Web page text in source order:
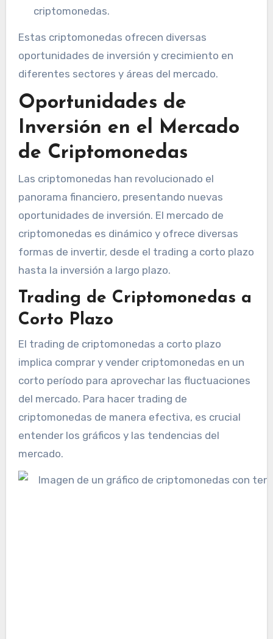
criptomonedas.
Estas criptomonedas ofrecen diversas
oportunidades de inversión y crecimiento en
diferentes sectores y áreas del mercado.
Oportunidades de
Inversión en el Mercado
de Criptomonedas
Las criptomonedas han revolucionado el
panorama financiero, presentando nuevas
oportunidades de inversión. El mercado de
criptomonedas es dinámico y ofrece diversas
formas de invertir, desde el trading a corto plazo
hasta la inversión a largo plazo.
Trading de Criptomonedas a
Corto Plazo
El trading de criptomonedas a corto plazo
implica comprar y vender criptomonedas en un
corto período para aprovechar las fluctuaciones
del mercado. Para hacer trading de
criptomonedas de manera efectiva, es crucial
entender los gráficos y las tendencias del
mercado.